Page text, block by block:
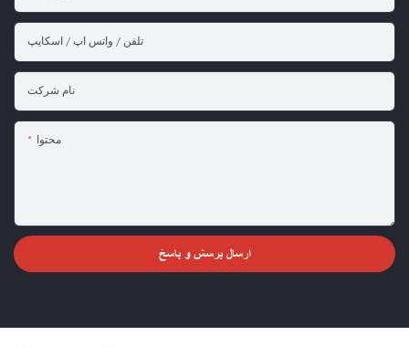
تلفن / واتس اپ / اسکایپ
نام شرکت
محتوا
ارسال پرسش و پاسخ